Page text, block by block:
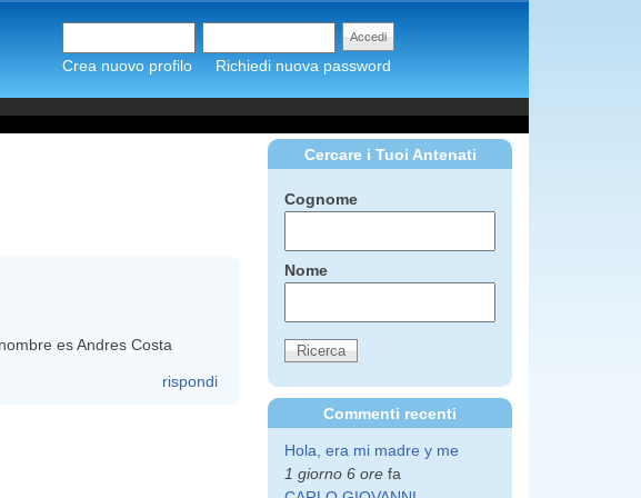
Crea nuovo profilo Richiedi nuova password
es Andres Costa
rispondi
Cercare i Tuoi Antenati
Cognome
Nome
Commenti recenti
Hola, era mi madre y me
1 giorno 6 ore fa